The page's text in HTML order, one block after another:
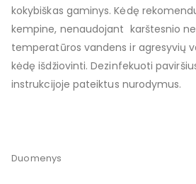
kokybiškas gaminys. Kėdę
kempine, nenaudojant karštesnio
temperatūros vandens ir agresyvių
kėdę išdžiovinti. Dezinfekuoti
instrukcijoje pateiktus nurodymus.
Duomenys